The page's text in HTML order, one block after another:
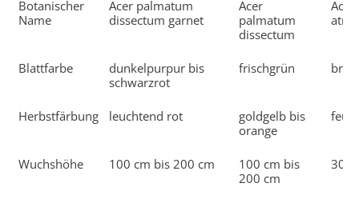
Botanischer
Name
Acer palmatum
dissectum garnet
Acer
palmatum
dissectum
Blattfarbe
dunkelpurpur bis
schwarzrot
frischgrün
Herbstfärbung leuchtend rot
goldgelb bis
orange
Wuchshöhe 100 cm bis 200 cm
100 cm bis
200 cm
300